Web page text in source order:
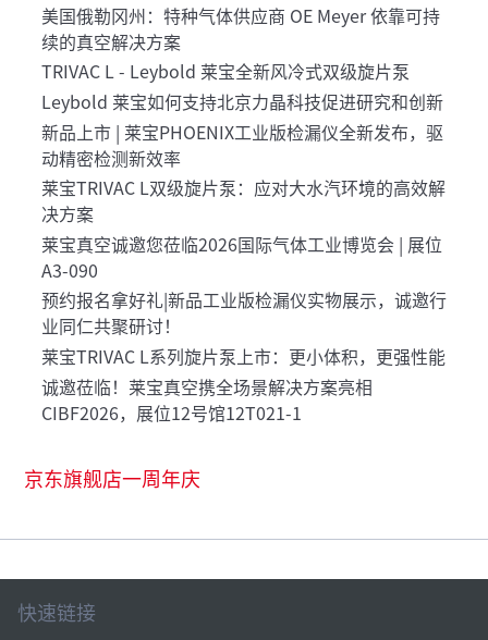
美国俄勒冈州：特种气体供应商 OE Meyer 依靠可持
续的真空解决方案
TRIVAC L - Leybold 莱宝全新风冷式双级旋片泵
Leybold 莱宝如何支持北京力晶科技促进研究和创新
新品上市 | 莱宝PHOENIX工业版检漏仪全新发布，驱
动精密检测新效率
莱宝TRIVAC L双级旋片泵：应对大水汽环境的高效解
决方案
莱宝真空诚邀您莅临2026国际气体工业博览会 | 展位
A3-090
预约报名拿好礼|新品工业版检漏仪实物展示，诚邀行
业同仁共聚研讨！
莱宝TRIVAC L系列旋片泵上市：更小体积，更强性能
诚邀莅临！莱宝真空携全场景解决方案亮相
CIBF2026，展位12号馆12T021-1
京东旗舰店一周年庆
快速链接